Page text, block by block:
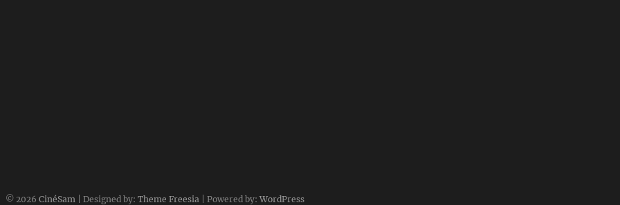
© 2026 CinéSam | Designed by: Theme Freesia | Powered by: WordPress